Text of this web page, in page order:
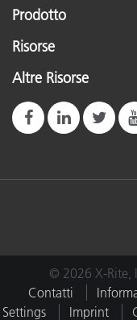
Prodotto
Risorse
Altre Risorse
© 2026 X-Rite,
Contatti
Settings
Imprint